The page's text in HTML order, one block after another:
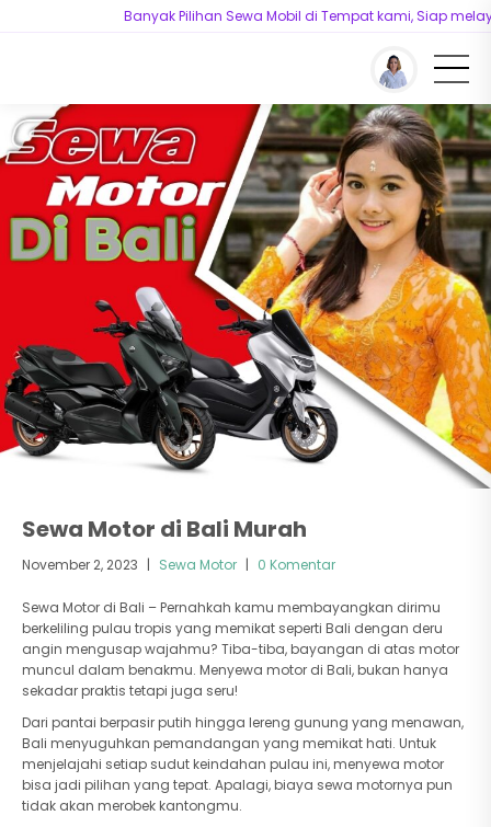
Banyak Pilihan Sewa Mobil di Tempat kami, Siap melayani
You are here :Beranda/Sewa Motor/Sewa Motor di Bali Murah
Sewa Motor di Bali Murah
November 2, 2023 | Sewa Motor | 0 Komentar
Sewa Motor di Bali – Pernahkah kamu membayangkan dirimu
berkeliling pulau tropis yang memikat seperti Bali dengan deru
angin mengusap wajahmu? Tiba-tiba, bayangan di atas motor
muncul dalam benakmu. Menyewa motor di Bali, bukan hanya
sekadar praktis tetapi juga seru!
Dari pantai berpasir putih hingga lereng gunung yang menawan,
Bali menyuguhkan pemandangan yang memikat hati. Untuk
menjelajahi setiap sudut keindahan pulau ini, menyewa motor
bisa jadi pilihan yang tepat. Apalagi, biaya sewa motornya pun
tidak akan merobek kantongmu.